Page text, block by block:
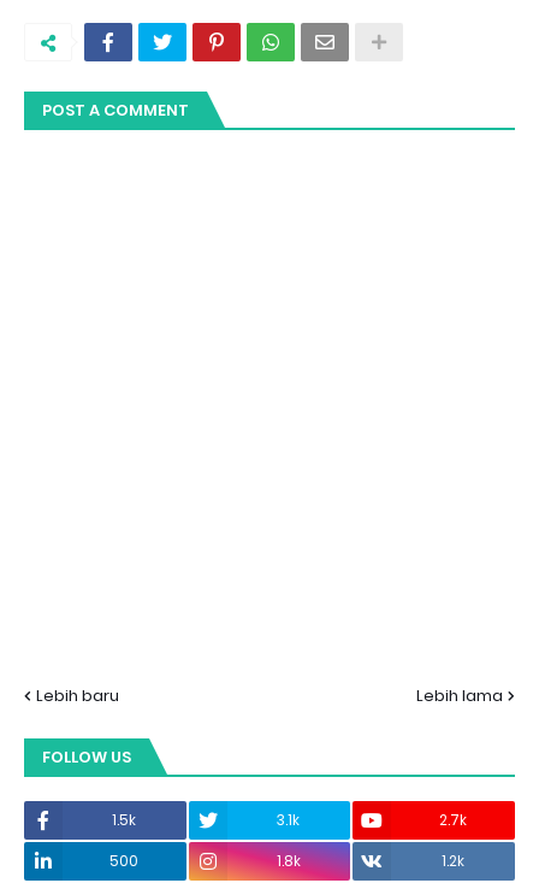
POST A COMMENT
Lebih baru Lebih lama
FOLLOW US
1.5k 3.1k
2.7k
500
1.8k 1.2k